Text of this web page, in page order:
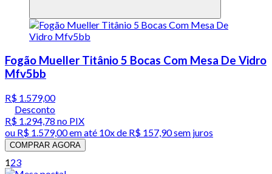
Fogão Mueller Titânio 5 Bocas Com Mesa De Vidro
Mfv5bb
R$ 1.579,00
Desconto
R$ 1.294,78 no PIX
ou R$ 1.579,00em até 10x de R$ 157,90 sem juros
COMPRAR AGORA
123